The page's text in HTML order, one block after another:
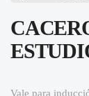
Vale para